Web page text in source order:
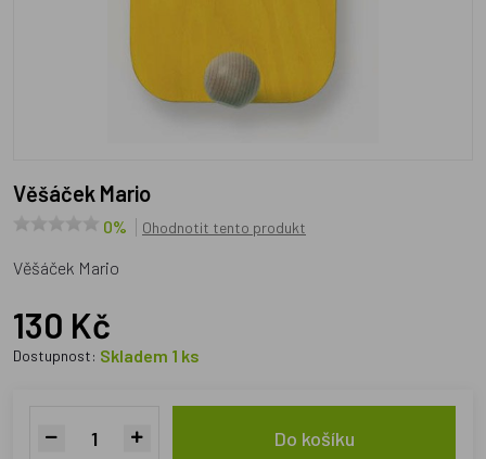
Věšáček Mario
0% Ohodnotit tento produkt
Věšáček Mario
130 Kč
Dostupnost: Skladem 1 ks
Do košíku